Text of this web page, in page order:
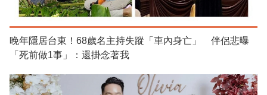
晚年隱居台東！68歲名主持失蹤「車內身亡」 伴侶悲曝
「死前做1事」：還掛念著我